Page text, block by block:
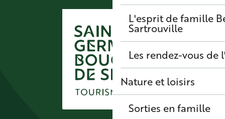
L'esprit de famille
Sartrouville
Les rendez-vous de
Nature et loisirs
Sorties en famille